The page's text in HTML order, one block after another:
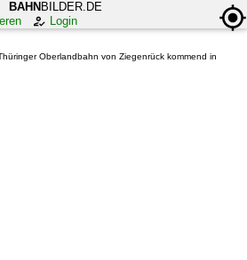
BAHN BILDER.DE
Login
Oberlandbahn von Ziegenrück kommend in